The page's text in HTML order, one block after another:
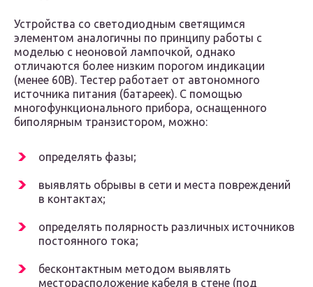
Устройства со светодиодным светящимся
элементом аналогичны по принципу работы с
моделью с неоновой лампочкой, однако
отличаются более низким порогом индикации
(менее 60B). Тестер работает от автономного
источника питания (батареек). С помощью
многофункционального прибора, оснащенного
биполярным транзистором, можно:
определять фазы;
выявлять обрывы в сети и места повреждений
в контактах;
определять полярность различных источников
постоянного тока;
бесконтактным методом выявлять
месторасположение кабеля в стене (под